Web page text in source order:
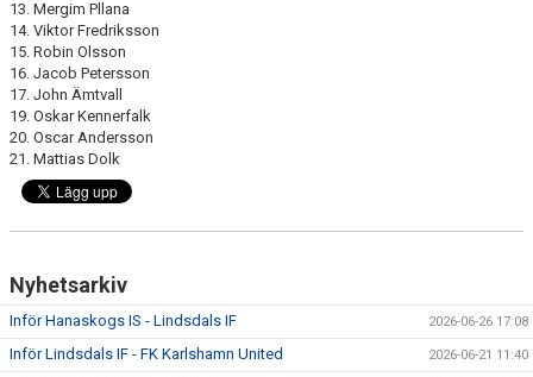
13. Mergim Pllana
14. Viktor Fredriksson
15. Robin Olsson
16. Jacob Petersson
17. John Ämtvall
19. Oskar Kennerfalk
20. Oscar Andersson
21. Mattias Dolk
Nyhetsarkiv
Inför Hanaskogs IS - Lindsdals IF 2026-06-26 17:08
Inför Lindsdals IF - FK Karlshamn United 2026-06-21 11:40